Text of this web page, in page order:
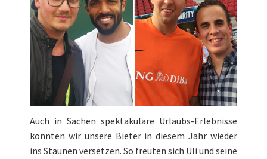
Auch in Sachen spektakuläre Urlaubs-Erlebnisse
konnten wir unsere Bieter in diesem Jahr wieder
ins Staunen versetzen. So freuten sich Uli und seine